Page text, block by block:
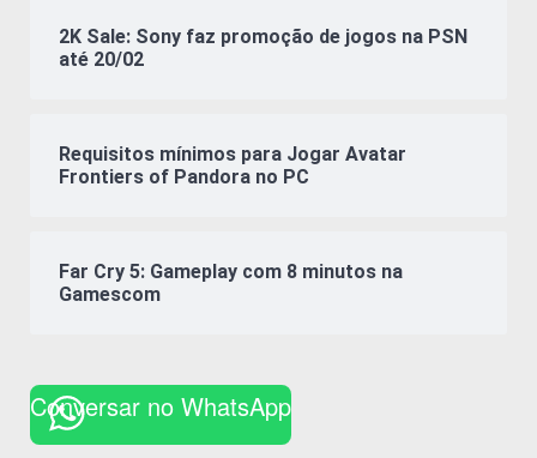
2K Sale: Sony faz promoção de jogos na PSN
até 20/02
Requisitos mínimos para Jogar Avatar
Frontiers of Pandora no PC
Far Cry 5: Gameplay com 8 minutos na
Gamescom
Conversar no WhatsApp